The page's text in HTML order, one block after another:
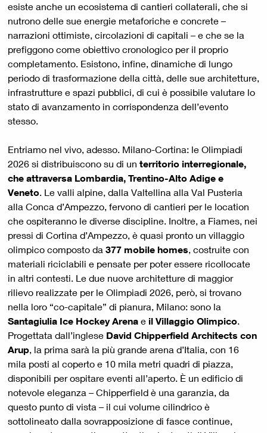
esiste anche un ecosistema di cantieri collaterali, che si
nutrono delle sue energie metaforiche e concrete –
narrazioni ottimiste, circolazioni di capitali – e che se la
prefiggono come obiettivo cronologico per il proprio
completamento. Esistono, infine, dinamiche di lungo
periodo di trasformazione della città, delle sue architetture,
infrastrutture e spazi pubblici, di cui è possibile valutare lo
stato di avanzamento in corrispondenza dell’evento
stesso.
Entriamo nel vivo, adesso. Milano-Cortina: le Olimpiadi
2026 si distribuiscono su di un territorio interregionale,
che attraversa Lombardia, Trentino-Alto Adige e
Veneto. Le valli alpine, dalla Valtellina alla Val Pusteria
alla Conca d’Ampezzo, fervono di cantieri per le location
che ospiteranno le diverse discipline. Inoltre, a Fiames, nei
pressi di Cortina d’Ampezzo, è quasi pronto un villaggio
olimpico composto da 377 mobile homes, costruite con
materiali riciclabili e pensate per poter essere ricollocate
in altri contesti. Le due nuove architetture di maggior
rilievo realizzate per le Olimpiadi 2026, però, si trovano
nella loro “co-capitale” di pianura, Milano: sono la
Santagiulia Ice Hockey Arena e il Villaggio Olimpico.
Progettata dall’inglese David Chipperfield Architects con
Arup, la prima sarà la più grande arena d’Italia, con 16
mila posti al coperto e 10 mila metri quadri di piazza,
disponibili per ospitare eventi all’aperto. È un edificio di
notevole eleganza – Chipperfield è una garanzia, da
questo punto di vista – il cui volume cilindrico è
sottolineato dalla sovrapposizione di fasce continue,